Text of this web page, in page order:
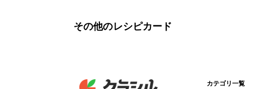
その他のレシピカード
カテゴリ一覧